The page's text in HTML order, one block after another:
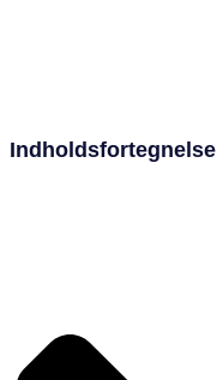
Indholdsfortegnelse